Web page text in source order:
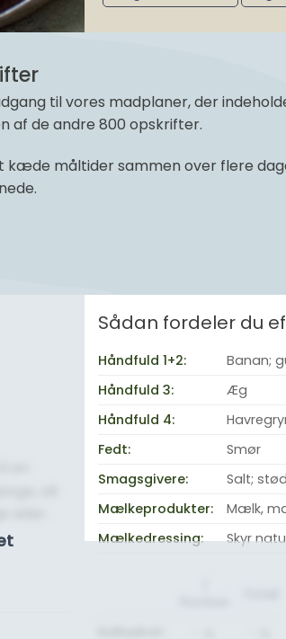
til vores madplaner, der
af de andre 800 opskrifter.
kæde måltider sammen over flere
Sådan fordeler du
Håndfuld 1+2:
Banan;
Håndfuld 3:
Æg
Håndfuld 4:
Fedt:
Smør
Smagsgivere:
Salt;
Mælkeprodukter:
Mælk,
Mælkedressing:
Skyr